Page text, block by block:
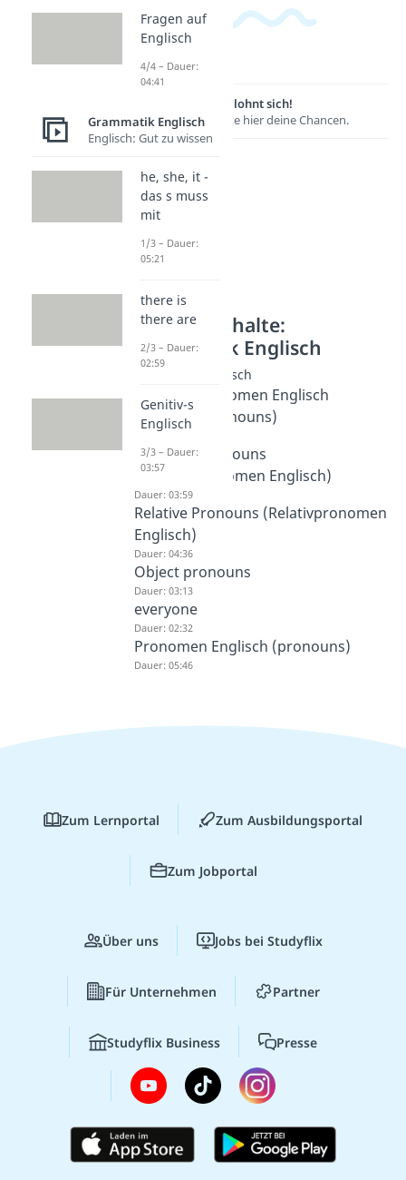
Lernen lohnt sich!
Entdecke hier deine Chancen.
Weitere Inhalte:
Grammatik Englisch
Pronomen Englisch
Personalpronomen Englisch
(personal pronouns)
Dauer: 02:51
Reflexive pronouns
(Reflexivpronomen Englisch)
Dauer: 03:59
Relative Pronouns (Relativpronomen
Englisch)
Dauer: 04:36
Object pronouns
Dauer: 03:13
everyone
Dauer: 02:32
Pronomen Englisch (pronouns)
Dauer: 05:46
Fragen auf
Englisch
4/4 – Dauer:
04:41
Grammatik Englisch
Englisch: Gut zu wissen
he, she, it -
das s muss
mit
1/3 – Dauer:
05:21
there is
there are
2/3 – Dauer:
02:59
Genitiv-s
Englisch
3/3 – Dauer:
03:57
Zum Lernportal Zum Ausbildungsportal
Zum Jobportal
Über uns Jobs bei Studyflix
Für Unternehmen Partner
Studyflix Business Presse